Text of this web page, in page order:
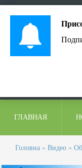
ГЛАВНАЯ
Головна » Видео »